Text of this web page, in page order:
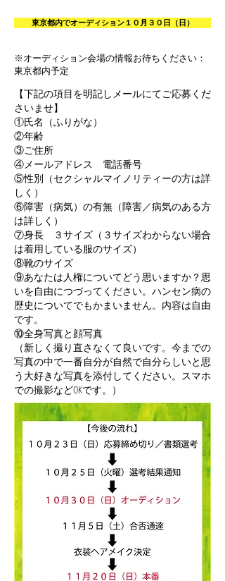
東京都内でオーディション１０月３０日（日）
※オーディション会場の情報お待ちください：
東京都内予定
【下記の項目を明記しメールにてご応募くだ
さいませ】​
①氏名（ふりがな）
②年齢
③ご住所
④メールアドレス 電話番号
⑤性別（セクシャルマイノリティーの方は詳
しく）
⑥障害（病気）の有無（障害／病気のある方
は詳しく）
⑦身長 ３サイズ（３サイズわからない場合
は着用している服のサイズ）
⑧靴のサイズ
⑨あなたは人権についてどう思いますか？思
いを自由につづってください。 ハンセン病の
歴史についてでもかまいません。内容は自由
です。
⑩全身写真と顔写真
（新しく撮り直さなくて良いです。今までの
写真の中で一番自分が自然で自分らしいと思
う大好きな写真を添付してください。スマホ
での撮影などOKです。）